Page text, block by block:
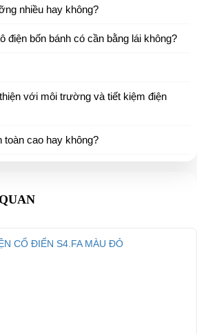
nhiều hay không?
điện bốn bánh có cần bằng lái không?
với môi trường và tiết kiệm điện
toàn cao hay không?